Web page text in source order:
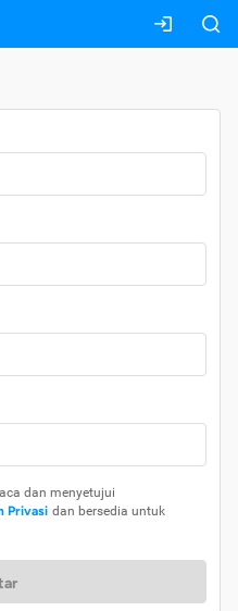
dan menyetujui
Privasi dan bersedia untuk